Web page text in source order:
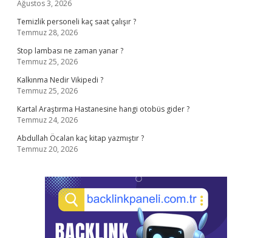
Ağustos 3, 2026
Temizlik personeli kaç saat çalışır ?
Temmuz 28, 2026
Stop lambası ne zaman yanar ?
Temmuz 25, 2026
Kalkınma Nedir Vikipedi ?
Temmuz 25, 2026
Kartal Araştırma Hastanesine hangi otobüs gider ?
Temmuz 24, 2026
Abdullah Öcalan kaç kitap yazmıştır ?
Temmuz 20, 2026